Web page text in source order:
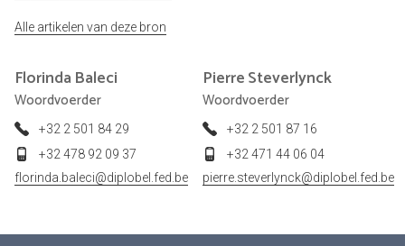
Alle artikelen van deze bron
Florinda Baleci
Woordvoerder
+32 2 501 84 29
+32 478 92 09 37
florinda.baleci@diplobel.fed.be
PierreSteverlynck
Woordvoerder
+32 2 501 87 16
+32 471 44 06 04
pierre.steverlynck@diplobel.fed.be